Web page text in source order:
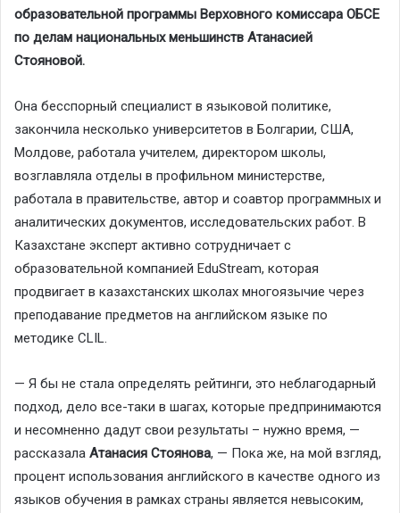
образовательной программы Верховного комиссара ОБСЕ
по делам национальных меньшинств Атанасией
Стояновой.
Она бесспорный специалист в языковой политике,
закончила несколько университетов в Болгарии, США,
Молдове, работала учителем, директором школы,
возглавляла отделы в профильном министерстве,
работала в правительстве, автор и соавтор программных и
аналитических документов, исследовательских работ. В
Казахстане эксперт активно сотрудничает с
образовательной компанией EduStream, которая
продвигает в казахстанских школах многоязычие через
преподавание предметов на английском языке по
методике CLIL.
— Я бы не стала определять рейтинги, это неблагодарный
подход, дело все-таки в шагах, которые предпринимаются
и несомненно дадут свои результаты – нужно время, —
рассказала Атанасия Стоянова, — Пока же, на мой взгляд,
процент использования английского в качестве одного из
языков обучения в рамках страны является невысоким,